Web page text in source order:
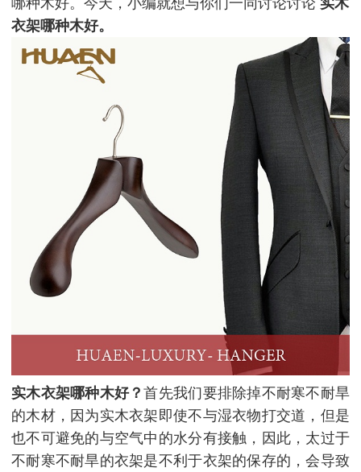
衣架哪种木好。
实木衣架哪种木好？首先我们要排除掉不耐寒不耐旱
的木材，因为实木衣架即使不与湿衣物打交道，但是
也不可避免的与空气中的水分有接触，因此，太过于
不耐寒不耐旱的衣架是不利于衣架的保存的，会导致